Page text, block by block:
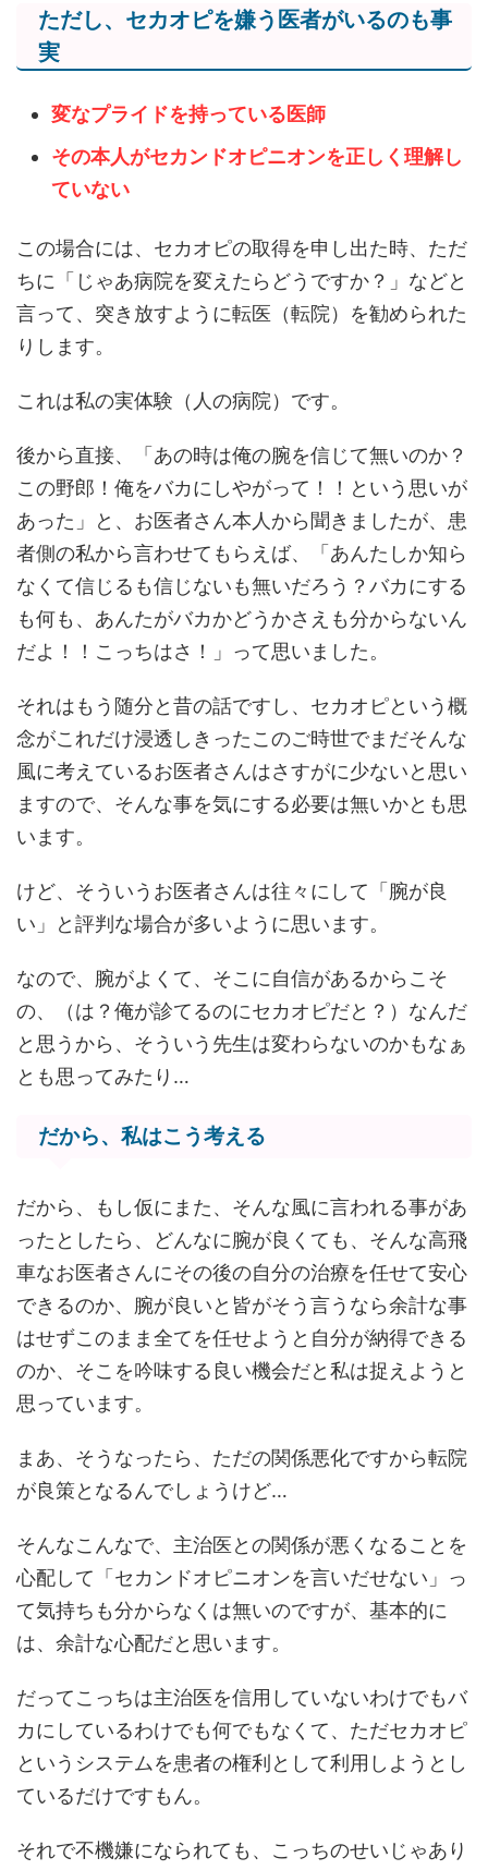
ただし、セカオピを嫌う医者がいるのも事
実
変なプライドを持っている医師
その本人がセカンドオピニオンを正しく理解し
ていない
この場合には、セカオピの取得を申し出た時、ただ
ちに「じゃあ病院を変えたらどうですか？」などと
言って、突き放すように転医（転院）を勧められた
りします。
これは私の実体験（人の病院）です。
後から直接、「あの時は俺の腕を信じて無いのか？
この野郎！俺をバカにしやがって！！という思いが
あった」と、お医者さん本人から聞きましたが、患
者側の私から言わせてもらえば、「あんたしか知ら
なくて信じるも信じないも無いだろう？バカにする
も何も、あんたがバカかどうかさえも分からないん
だよ！！こっちはさ！」って思いました。
それはもう随分と昔の話ですし、セカオピという概
念がこれだけ浸透しきったこのご時世でまだそんな
風に考えているお医者さんはさすがに少ないと思い
ますので、そんな事を気にする必要は無いかとも思
います。
けど、そういうお医者さんは往々にして「腕が良
い」と評判な場合が多いように思います。
なので、腕がよくて、そこに自信があるからこそ
の、（は？俺が診てるのにセカオピだと？）なんだ
と思うから、そういう先生は変わらないのかもなぁ
とも思ってみたり…
だから、私はこう考える
だから、もし仮にまた、そんな風に言われる事があ
ったとしたら、どんなに腕が良くても、そんな高飛
車なお医者さんにその後の自分の治療を任せて安心
できるのか、腕が良いと皆がそう言うなら余計な事
はせずこのまま全てを任せようと自分が納得できる
のか、そこを吟味する良い機会だと私は捉えようと
思っています。
まあ、そうなったら、ただの関係悪化ですから転院
が良策となるんでしょうけど…
そんなこんなで、主治医との関係が悪くなることを
心配して「セカンドオピニオンを言いだせない」っ
て気持ちも分からなくは無いのですが、基本的に
は、余計な心配だと思います。
だってこっちは主治医を信用していないわけでもバ
カにしているわけでも何でもなくて、ただセカオピ
というシステムを患者の権利として利用しようとし
ているだけですもん。
それで不機嫌になられても、こっちのせいじゃあり